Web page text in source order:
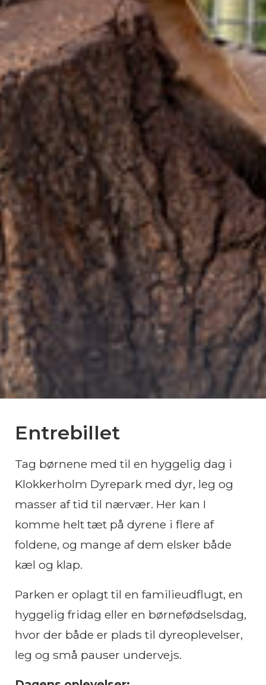
Entrebillet
Tag børnene med til en hyggelig dag i
Klokkerholm Dyrepark med dyr, leg og
masser af tid til nærvær. Her kan I
komme helt tæt på dyrene i flere af
foldene, og mange af dem elsker både
kæl og klap.
Parken er oplagt til en familieudflugt, en
hyggelig fridag eller en børnefødselsdag,
hvor der både er plads til dyreoplevelser,
leg og små pauser undervejs.